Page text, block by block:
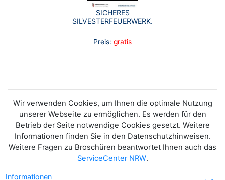
SICHERES
SILVESTERFEUERWERK.
Preis: gratis
Wir verwenden Cookies, um Ihnen die optimale Nutzung
unserer Webseite zu ermöglichen. Es werden für den
Betrieb der Seite notwendige Cookies gesetzt. Weitere
Informationen finden Sie in den Datenschutzhinweisen.
Weitere Fragen zu Broschüren beantwortet Ihnen auch das
ServiceCenter NRW.
Informationen